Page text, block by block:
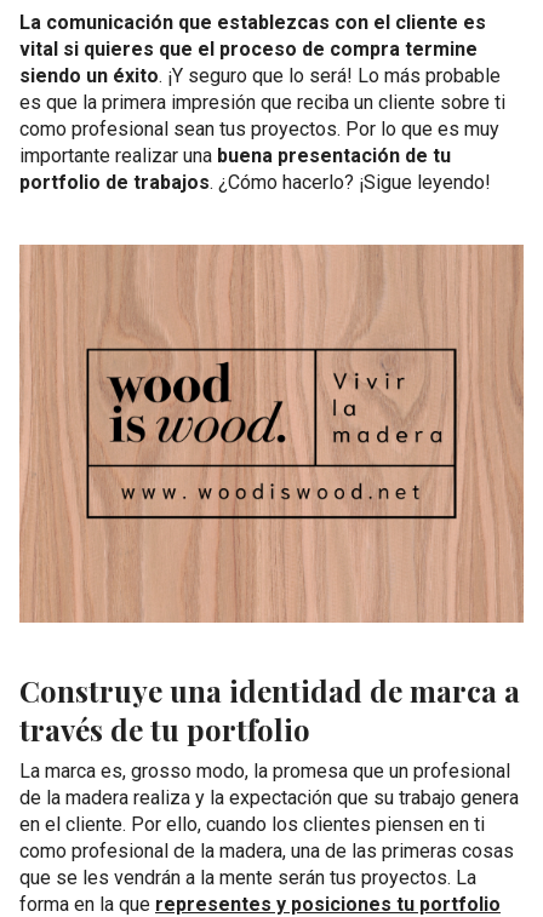
La comunicación que establezcas con el cliente es
vital si quieres que el proceso de compra termine
siendo un éxito. ¡Y seguro que lo será! Lo más probable
es que la primera impresión que reciba un cliente sobre ti
como profesional sean tus proyectos. Por lo que es muy
importante realizar una buena presentación de tu
portfolio de trabajos. ¿Cómo hacerlo? ¡Sigue leyendo!
Construye una identidad de marca a
través de tu portfolio
La marca es, grosso modo, la promesa que un profesional
de la madera realiza y la expectación que su trabajo genera
en el cliente. Por ello, cuando los clientes piensen en ti
como profesional de la madera, una de las primeras cosas
que se les vendrán a la mente serán tus proyectos. La
forma en la que representes y posiciones tu portfolio